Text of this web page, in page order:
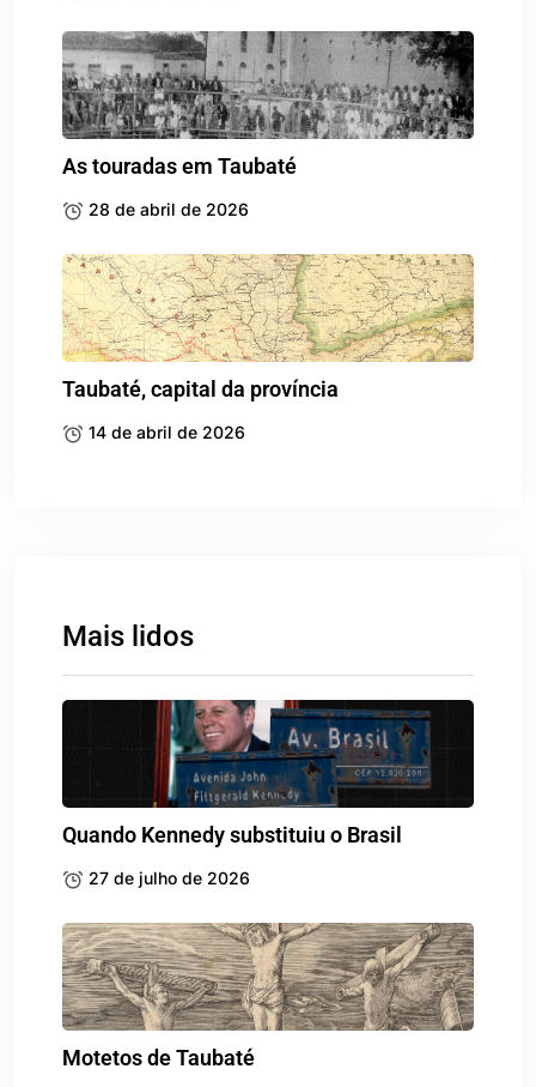
As touradas em Taubaté
28 de abril de 2026
Taubaté, capital da província
14 de abril de 2026
Mais lidos
Quando Kennedy substituiu o Brasil
27 de julho de 2026
Motetos de Taubaté